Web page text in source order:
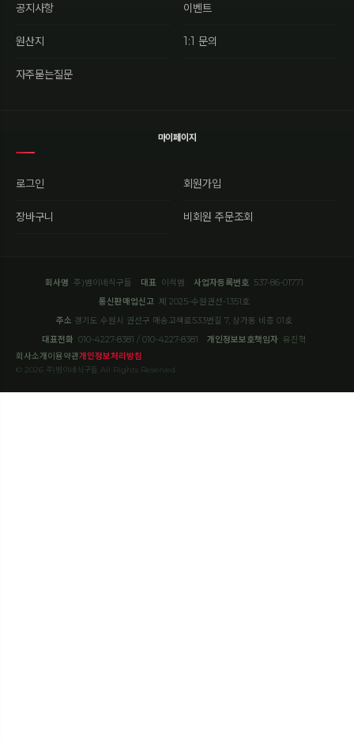
공지사항 이벤트
원산지 1:1 문의
자주묻는질문
마이페이지
로그인 회원가입
장바구니 비회원 주문조회
회사명 주)범이네식구들 대표 이석범 사업자등록번호 537-86-01771
통신판매업신고 제 2025-수원권선-1351호
주소 경기도 수원시 권선구 매송고색로533번길 7, 상가동 비층 01호
대표전화 010-4227-8381 / 010-4227-8381 개인정보보호책임자 유진혁
회사소개 이용약관개인정보처리방침
© 2026 주)범이네식구들 All Rights Reserved.